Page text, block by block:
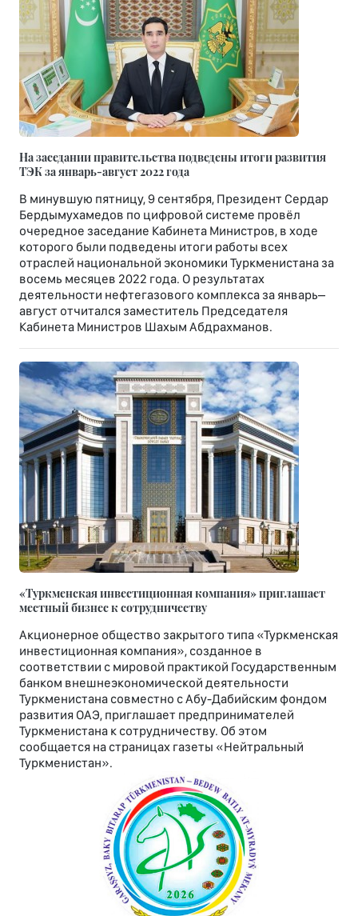
На заседании правительства подведены итоги развития
ТЭК за январь-август 2022 года
В минувшую пятницу, 9 сентября, Президент Сердар
Бердымухамедов по цифровой системе провёл
очередное заседание Кабинета Министров, в ходе
которого были подведены итоги работы всех
отраслей национальной экономики Туркменистана за
восемь месяцев 2022 года. О результатах
деятельности нефтегазового комплекса за январь–
август отчитался заместитель Председателя
Кабинета Министров Шахым Абдрахманов.
«Туркменская инвестиционная компания» приглашает
местный бизнес к сотрудничеству
Акционерное общество закрытого типа «Туркменская
инвестиционная компания», созданное в
соответствии с мировой практикой Государственным
банком внешнеэкономической деятельности
Туркменистана совместно с Абу-Дабийским фондом
развития ОАЭ, приглашает предпринимателей
Туркменистана к сотрудничеству. Об этом
сообщается на страницах газеты «Нейтральный
Туркменистан».